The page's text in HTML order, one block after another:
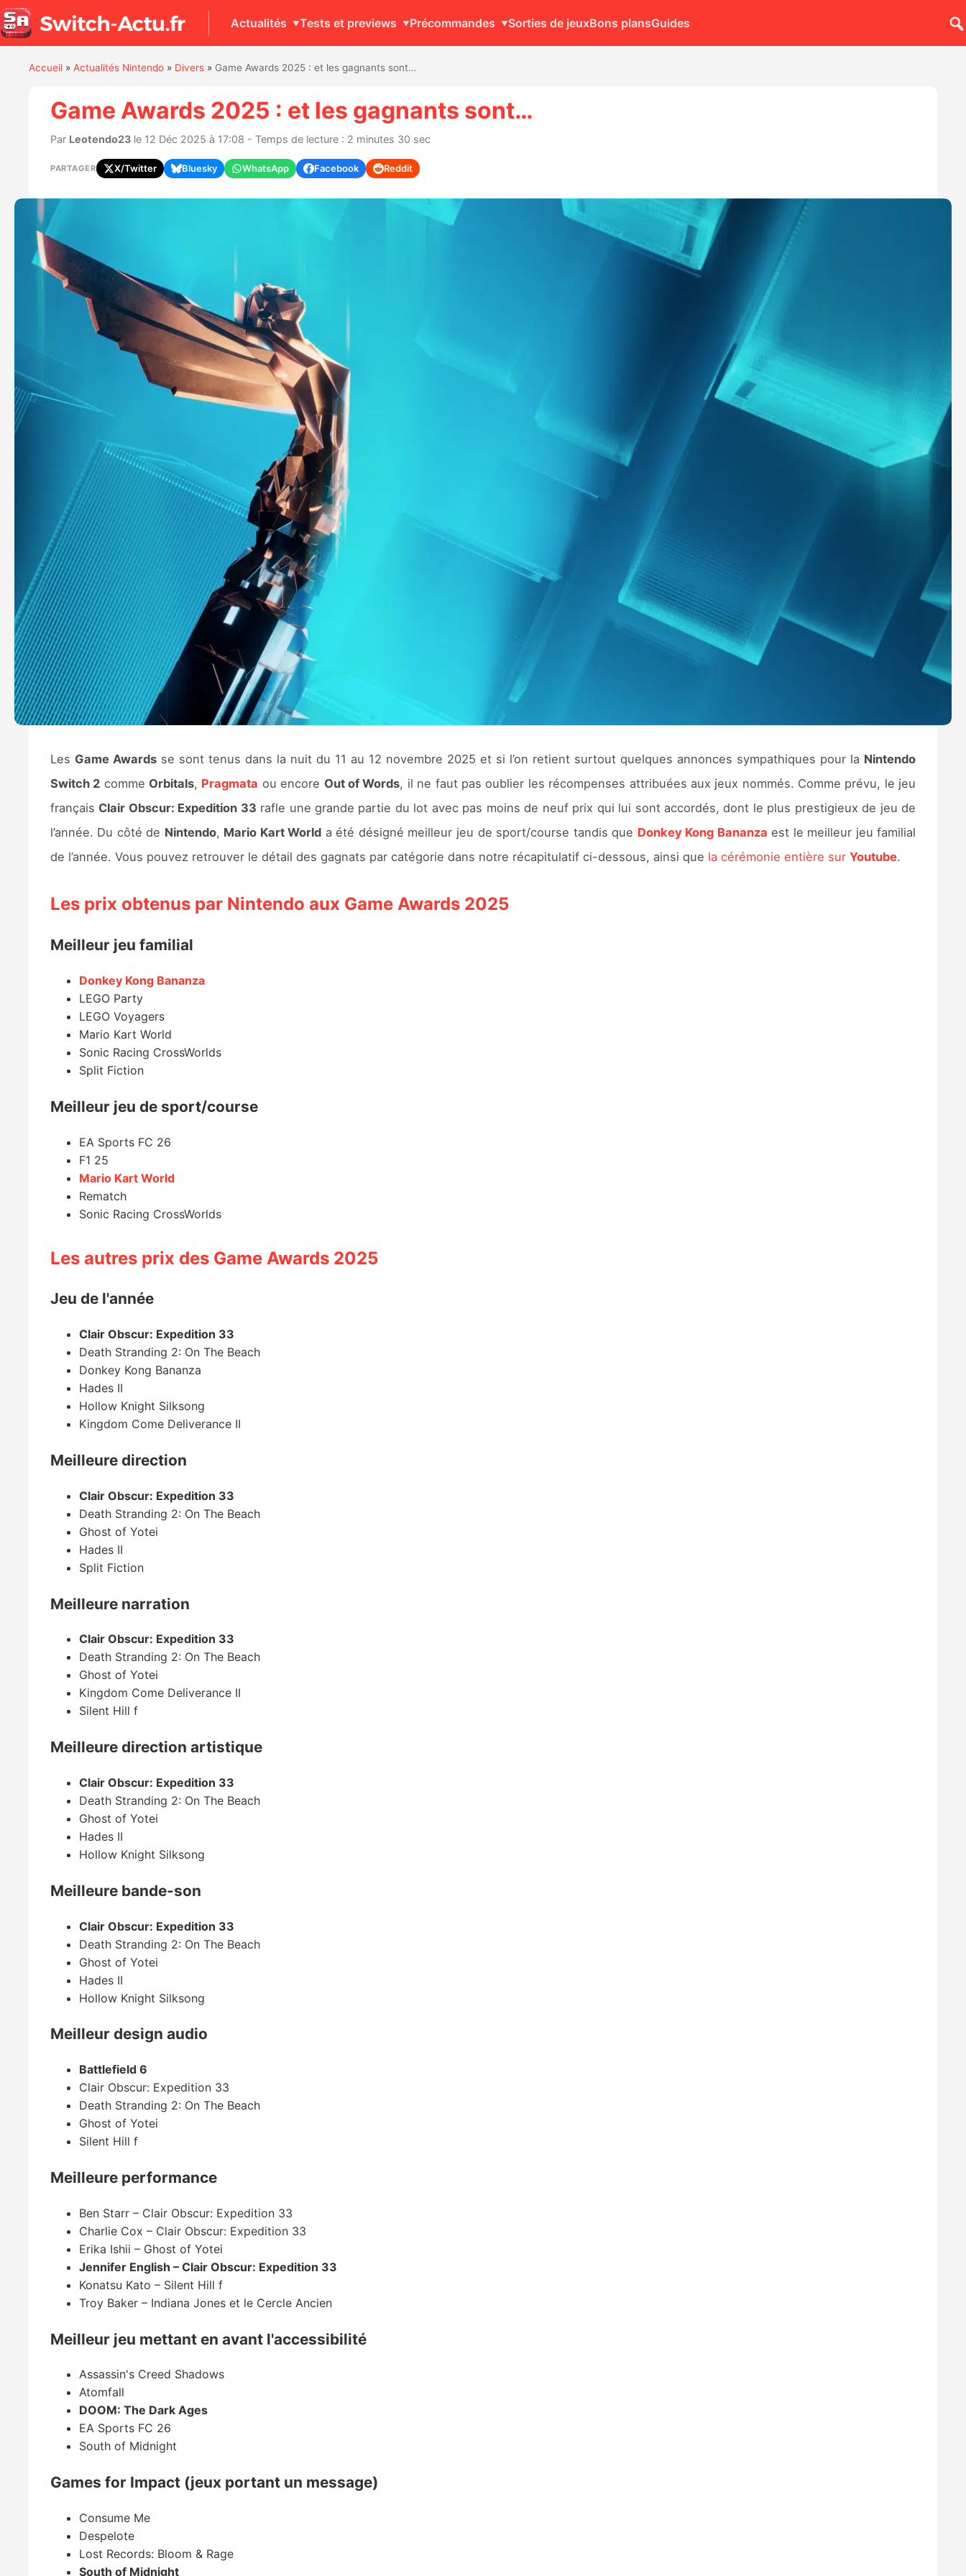
Actualités Tests et previews Précommandes Sorties de jeuxBons plansGuides
Accueil» Actualités Nintendo» Divers» Game Awards 2025 : et les gagnants sont…
Game Awards 2025 : et les gagnants sont…
Par Leotendo23le 12 Déc 2025 à 17:08 - Temps de lecture : 2 minutes 30 sec
PARTAGER X/Twitter Bluesky WhatsApp Facebook Reddit
Les Game Awardsse sont tenus dans la nuit du 11 au 12 novembre 2025 et si l’on retient surtout quelques annonces sympathiques pour la Nintendo
Switch 2 comme Orbitals, Pragmata ou encore Out of Words, il ne faut pas oublier les récompenses attribuées aux jeux nommés. Comme prévu, le jeu
français Clair Obscur: Expedition 33 rafle une grande partie du lot avec pas moins de neuf prix qui lui sont accordés, dont le plus prestigieux de jeu de
l’année. Du côté de Nintendo, Mario Kart World a été désigné meilleur jeu de sport/course tandis que Donkey Kong Bananza est le meilleur jeu familial
de l’année. Vous pouvez retrouver le détail des gagnats par catégorie dans notre récapitulatif ci-dessous, ainsi que la cérémonie entière sur Youtube.
Les prix obtenus par Nintendo aux Game Awards 2025
Meilleur jeu familial
Donkey Kong Bananza
LEGO Party
LEGO Voyagers
Mario Kart World
Sonic Racing CrossWorlds
Split Fiction
Meilleur jeu de sport/course
EA Sports FC 26
F1 25
Mario Kart World
Rematch
Sonic Racing CrossWorlds
Les autres prix des Game Awards 2025
Jeu de l'année
Clair Obscur: Expedition 33
Death Stranding 2: On The Beach
Donkey Kong Bananza
Hades II
Hollow Knight Silksong
Kingdom Come Deliverance II
Meilleure direction
Clair Obscur: Expedition 33
Death Stranding 2: On The Beach
Ghost of Yotei
Hades II
Split Fiction
Meilleure narration
Clair Obscur: Expedition 33
Death Stranding 2: On The Beach
Ghost of Yotei
Kingdom Come Deliverance II
Silent Hill f
Meilleure direction artistique
Clair Obscur: Expedition 33
Death Stranding 2: On The Beach
Ghost of Yotei
Hades II
Hollow Knight Silksong
Meilleure bande-son
Clair Obscur: Expedition 33
Death Stranding 2: On The Beach
Ghost of Yotei
Hades II
Hollow Knight Silksong
Meilleur design audio
Battlefield 6
Clair Obscur: Expedition 33
Death Stranding 2: On The Beach
Ghost of Yotei
Silent Hill f
Meilleure performance
Ben Starr – Clair Obscur: Expedition 33
Charlie Cox – Clair Obscur: Expedition 33
Erika Ishii – Ghost of Yotei
Jennifer English – Clair Obscur: Expedition 33
Konatsu Kato – Silent Hill f
Troy Baker – Indiana Jones et le Cercle Ancien
Meilleur jeu mettant en avant l'accessibilité
Assassin's Creed Shadows
Atomfall
DOOM: The Dark Ages
EA Sports FC 26
South of Midnight
Games for Impact (jeux portant un message)
Consume Me
Despelote
Lost Records: Bloom & Rage
South of Midnight